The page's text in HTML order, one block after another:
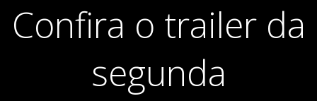
Confira o trailer da
segunda